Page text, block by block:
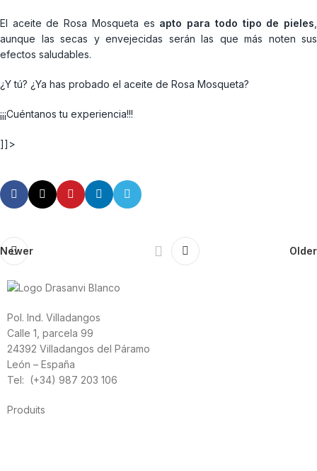
El aceite de Rosa Mosqueta es apto para todo tipo de pieles
aunque las secas y envejecidas serán las que más noten sus
efectos saludables.
¿Y tú? ¿Ya has probado el aceite de Rosa Mosqueta?
¡¡¡Cuéntanos tu experiencia!!!
]]>
Newer Older
Pol. Ind. Villadangos
Calle 1, parcela 99
24392 Villadangos del Páramo
León – España
Tel: (+34) 987 203 106
Produits